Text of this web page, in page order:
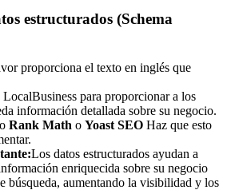
estructurados (Schema
proporciona el texto en inglés que
para proporcionar a los
información detallada sobre su negocio.
Rank Math o Yoast SEO Haz que esto
Los datos estructurados ayudan a
enriquecida sobre su negocio
búsqueda, aumentando la visibilidad y los